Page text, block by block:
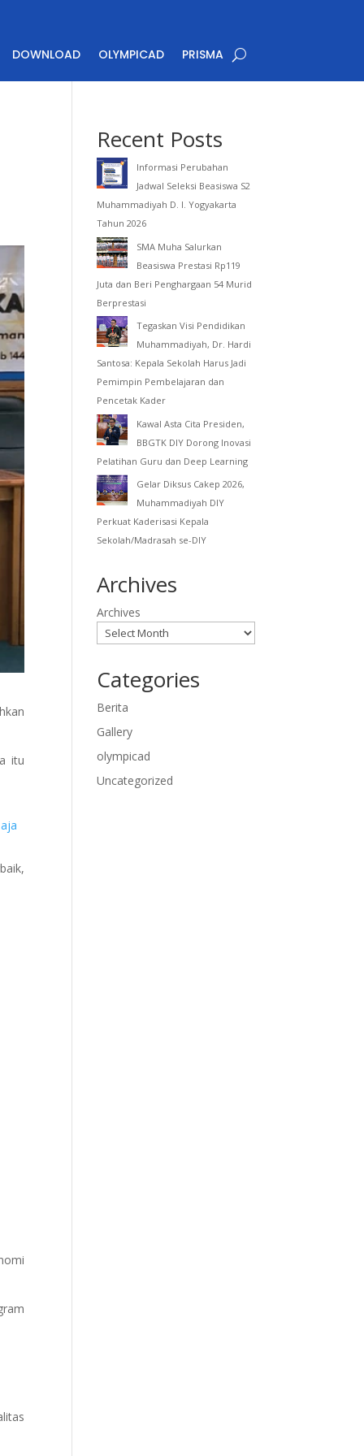
DOWNLOAD OLYMPICAD PRISMA
itu
Recent Posts
Informasi Perubahan
Jadwal Seleksi Beasiswa S2
Muhammadiyah D. I. Yogyakarta
Tahun 2026
SMA Muha Salurkan
Beasiswa Prestasi Rp119
Juta dan Beri Penghargaan 54 Murid
Berprestasi
Tegaskan Visi Pendidikan
Muhammadiyah, Dr. Hardi
Santosa: Kepala Sekolah Harus Jadi
Pemimpin Pembelajaran dan
Pencetak Kader
Kawal Asta Cita Presiden,
BBGTK DIY Dorong Inovasi
Pelatihan Guru dan Deep Learning
Gelar Diksus Cakep 2026,
Muhammadiyah DIY
Perkuat Kaderisasi Kepala
Sekolah/Madrasah se-DIY
Archives
Archives
Categories
Berita
Gallery
olympicad
Uncategorized